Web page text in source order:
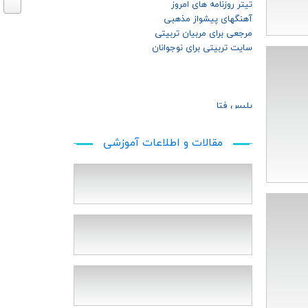
تیتر روزنامه های امروز
آهنگهای پیشواز مذهبی
مرجعی برای مربیان تربیتی
سایت تربیتی برای نوجوانان
پلیس فتا
دیوان عدالت اداری
دیوان محاسبات کشور
حراست وزارت جهاد کشاورزی
مقالات و اطلاعات آموزشي